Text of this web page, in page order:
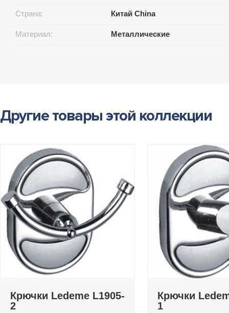
Страна: Китай China
Материал: Металлические
Другие товары этой коллекции
Крючки Ledeme L1905-
2
Крючки
1